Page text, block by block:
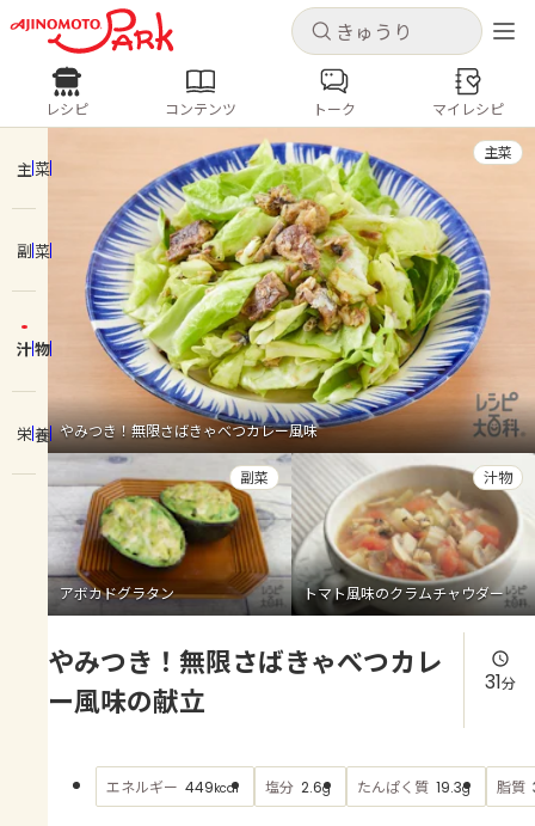
キャンセル
ログインするとレシピを保存できます
ログイン 新規登録
ホーム
コンテンツ
レシピ
トーク
よくあるお問い合わせ
お買い物
AJINOMOTO PARK とは
キャンセル
レシピ コンテンツ
人気の食材・レシピ
きゅうり なす トマト
とうもろこし
ピーマン
みょうが ゴーヤ
レシピ コンテンツ トーク マイレシピ
主菜
副菜
汁物
栄養 やみつき！無限さばきゃべつカレー風味
主菜
アボカドグラタン
副菜
トマト風味のクラムチャウダー
汁物
やみつき！無限さばきゃべつカレ
ー風味の献立
31分
エネルギー 449kcal 塩分 2.6g たんぱく質 19.3g 脂質